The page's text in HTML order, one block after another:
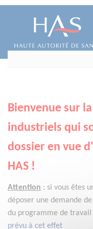
Bienvenue sur
industriels qui
dossier en vue
HAS !
Attention : si vous êtes
déposer une demande
du programme de travail
prévu à cet effet